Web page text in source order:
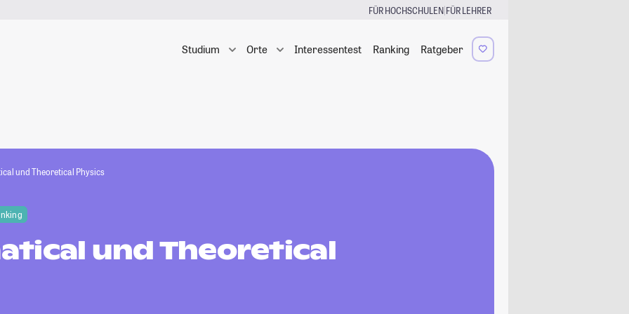
FÜR HOCHSCHULEN|FÜR LEHRER
Studium Orte Interessentest Ranking Ratgeber
und Theoretical Physics
und Theoretical